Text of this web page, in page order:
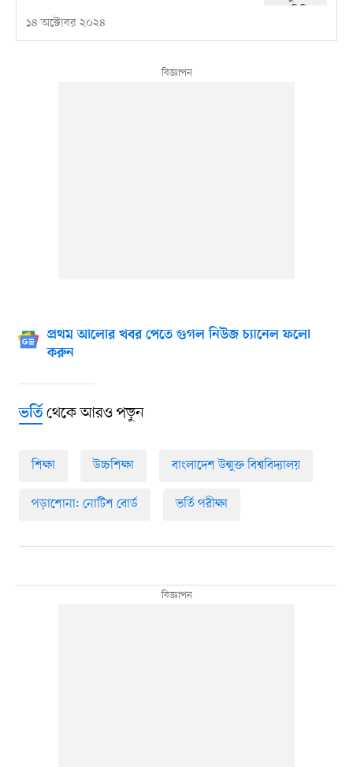
১৪ অক্টোবর ২০২৪
প্রথম আলোর খবর পেতে গুগল নিউজ চ্যানেল ফলো
করুন
ভর্তিথেকে আরও পড়ুন
শিক্ষা উচ্চশিক্ষা বাংলাদেশ উন্মুক্ত বিশ্ববিদ্যালয়
পড়াশোনা: নোটিশ বোর্ড ভর্তি পরীক্ষা